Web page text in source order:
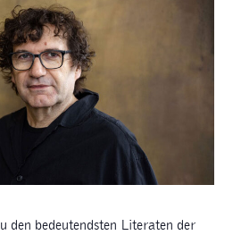
den bedeutendsten Literaten der